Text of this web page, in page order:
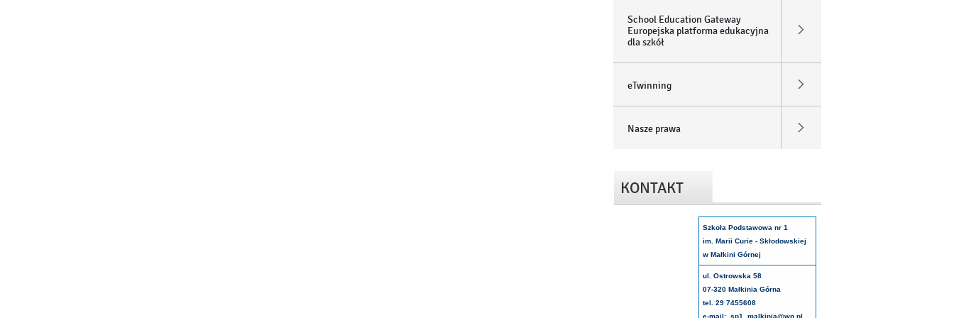
School Education Gateway
Europejska platforma edukacyjna
dla szkół
eTwinning
Nasze prawa
KONTAKT
Szkoła Podstawowa nr 1
im. Marii Curie - Skłodowskiej
w Małkini Górnej
ul. Ostrowska 58
07-320 Małkinia Górna
tel. 29 7455608
e-mail: sp1_malkinia@wp.pl